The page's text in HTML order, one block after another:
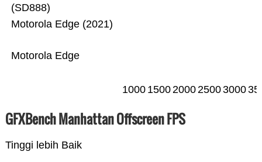
Motorola Edge
Motorola Edge (2021)
(SD888)
1000 1500200025003000
GFXBench Manhattan Offscreen FPS
Tinggi lebih Baik